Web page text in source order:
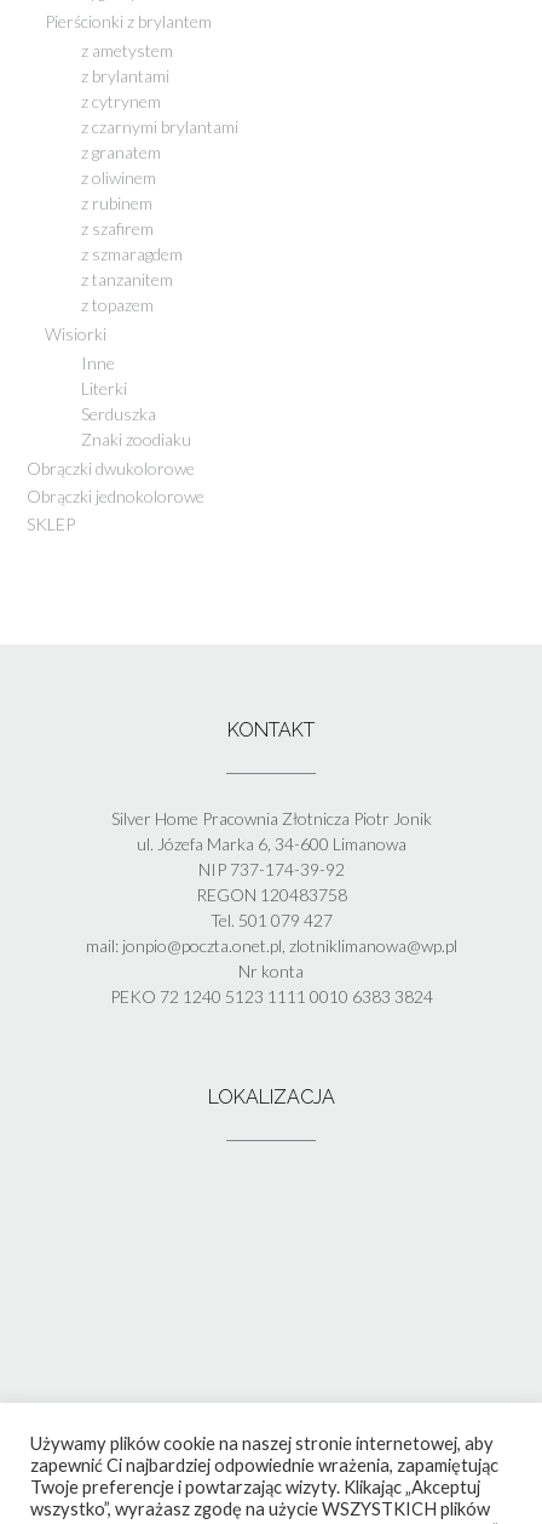
Pierścionki z brylantem
z ametystem
z brylantami
z cytrynem
z czarnymi brylantami
z granatem
z oliwinem
z rubinem
z szafirem
z szmaragdem
z tanzanitem
z topazem
Wisiorki
Inne
Literki
Serduszka
Znaki zoodiaku
Obrączki dwukolorowe
Obrączki jednokolorowe
SKLEP
KONTAKT
Silver Home Pracownia Złotnicza Piotr Jonik
ul. Józefa Marka 6, 34-600 Limanowa
NIP 737-174-39-92
REGON 120483758
Tel. 501 079 427
mail: jonpio@poczta.onet.pl, zlotniklimanowa@wp.pl
Nr konta
PEKO 72 1240 5123 1111 0010 6383 3824
LOKALIZACJA
Używamy plików cookie na naszej stronie internetowej, aby
zapewnić Ci najbardziej odpowiednie wrażenia, zapamiętując
Twoje preferencje i powtarzając wizyty. Klikając „Akceptuj
wszystko”, wyrażasz zgodę na użycie WSZYSTKICH plików